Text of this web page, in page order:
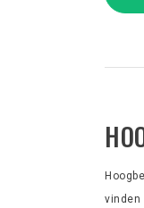
vinden